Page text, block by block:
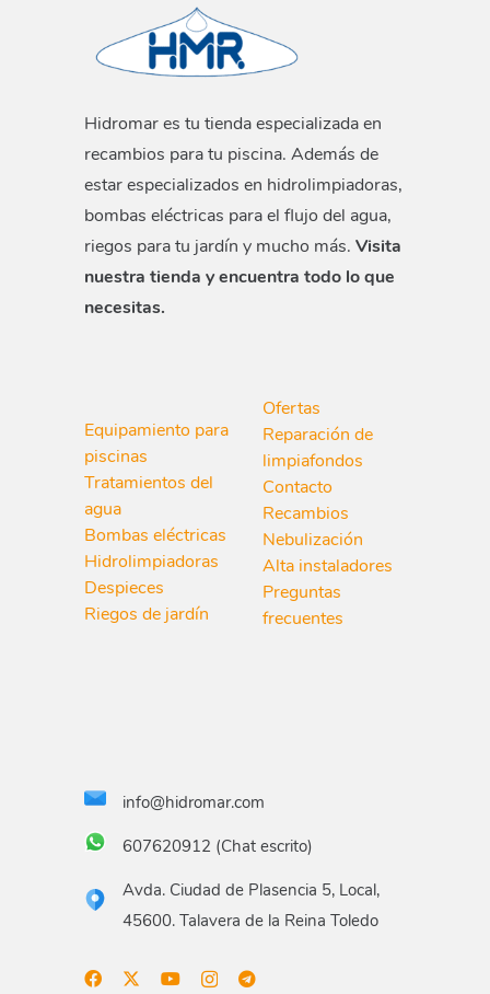
Hidromar es tu tienda especializada en
recambios para tu piscina. Además de
estar especializados en hidrolimpiadoras,
bombas eléctricas para el flujo del agua,
riegos para tu jardín y mucho más. Visita
nuestra tienda y encuentra todo lo que
necesitas.
Equipamiento para
piscinas
Tratamientos del
agua
Bombas eléctricas
Hidrolimpiadoras
Despieces
Riegos de jardín
Ofertas
Reparación de
limpiafondos
Contacto
Recambios
Nebulización
Alta instaladores
Preguntas
frecuentes
info@hidromar.com
607620912 (Chat escrito)
Avda. Ciudad de Plasencia 5, Local,
45600. Talavera de la Reina Toledo